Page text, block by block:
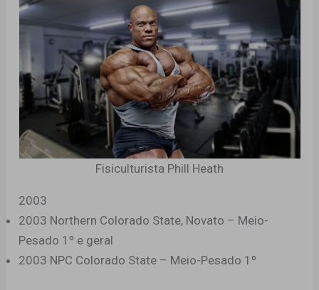
Fisiculturista Phill Heath
2003
2003 Northern Colorado State, Novato – Meio-
Pesado 1º e geral
2003 NPC Colorado State – Meio-Pesado 1º